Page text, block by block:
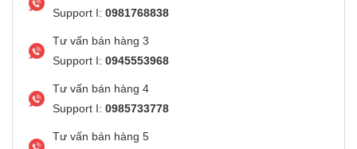
Support I: 0981768838
Tư vấn bán hàng 3
Support I: 0945553968
Tư vấn bán hàng 4
Support I: 0985733778
Tư vấn bán hàng 5